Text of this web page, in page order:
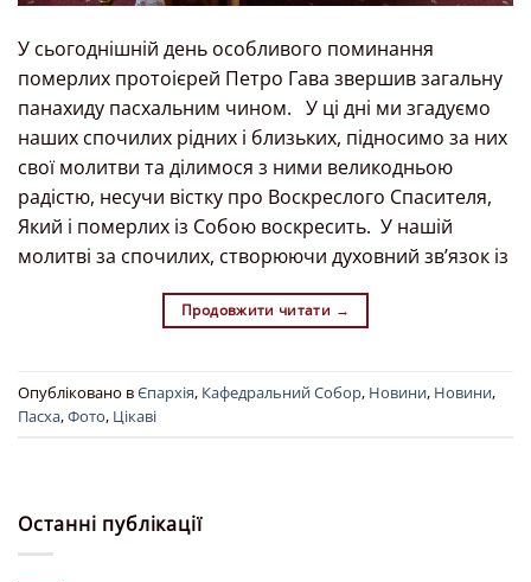
У сьогоднішній день особливого поминання
померлих протоієрей Петро Гава звершив загальну
панахиду пасхальним чином. У ці дні ми згадуємо
наших спочилих рідних і близьких, підносимо за них
свої молитви та ділимося з ними великодньою
радістю, несучи вістку про Воскреслого Спасителя,
Який і померлих із Собою воскресить. У нашій
молитві за спочилих, створюючи духовний звʼязок із
Продовжити читати →
Опубліковано вЄпархія, Кафедральний Собор, Новини, Новини,
Пасха,Фото, Цікаві
Останні публікації